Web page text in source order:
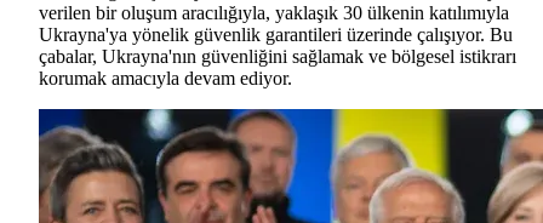
verilen bir oluşum aracılığıyla, yaklaşık 30 ülkenin katılımıyla
Ukrayna'ya yönelik güvenlik garantileri üzerinde çalışıyor. Bu
çabalar, Ukrayna'nın güvenliğini sağlamak ve bölgesel istikrarı
korumak amacıyla devam ediyor.